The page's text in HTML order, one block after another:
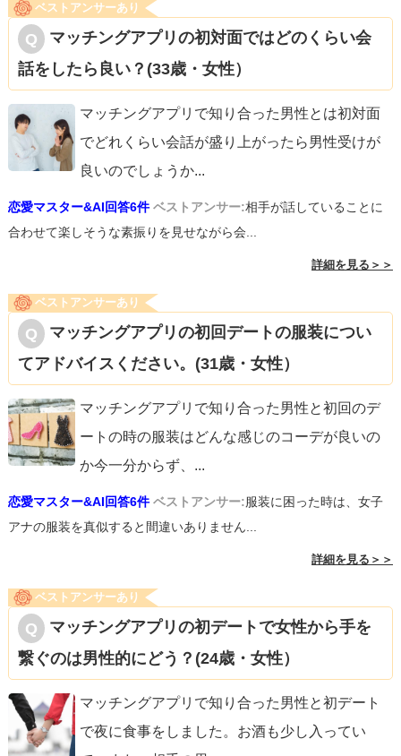
ベストアンサーあり
マッチングアプリの初対面ではどのくらい会
話をしたら良い？(33歳・女性）
マッチングアプリで知り合った男性とは初対面
でどれくらい会話が盛り上がったら男性受けが
良いのでしょうか...
恋愛マスター&AI回答6件 ベストアンサー:相手が話していることに
合わせて楽しそうな素振りを見せながら会...
詳細を見る＞＞
ベストアンサーあり
マッチングアプリの初回デートの服装につい
てアドバイスください。(31歳・女性）
マッチングアプリで知り合った男性と初回のデ
ートの時の服装はどんな感じのコーデが良いの
か今一分からず、 ...
恋愛マスター&AI回答6件 ベストアンサー:服装に困った時は、女子
アナの服装を真似すると間違いありません...
詳細を見る＞＞
ベストアンサーあり
マッチングアプリの初デートで女性から手を
繋ぐのは男性的にどう？(24歳・女性）
マッチングアプリで知り合った男性と初デート
で夜に食事をしました。お酒も少し入ってい